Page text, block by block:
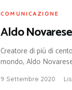
COMUNICAZIONE
Aldo
Creatore di più di
mondo, Aldo
9 Settembre 2020